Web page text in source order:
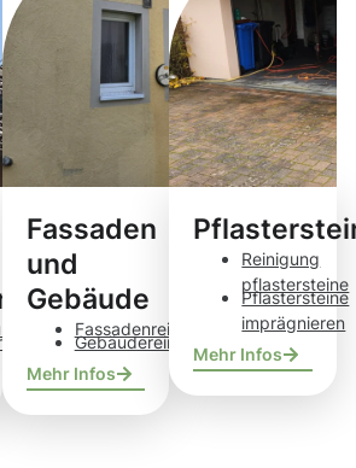
Fassaden
und
Gebäude
Fassadenreinigung
Gebäudereinigung
Mehr Infos
Reinigung
pflastersteine
Pflastersteine
imprägnieren
Mehr Infos